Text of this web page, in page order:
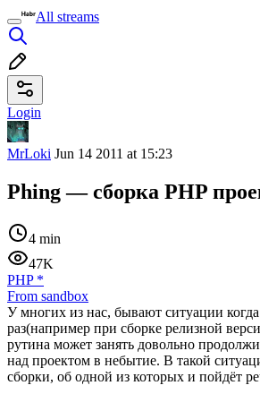
All streams
Login
MrLoki Jun 14 2011 at 15:23
Phing — сборка PHP
4 min
47K
PHP*
From sandbox
У многих из нас, бывают ситуации
раз(например при сборке релизной
рутина может занять довольно
над проектом в небытие. В такой
сборки, об одной из которых и пойдёт